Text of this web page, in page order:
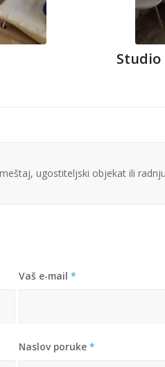
Studio
ugostiteljski objekat ili
Vaš e-mail*
Naslov poruke*